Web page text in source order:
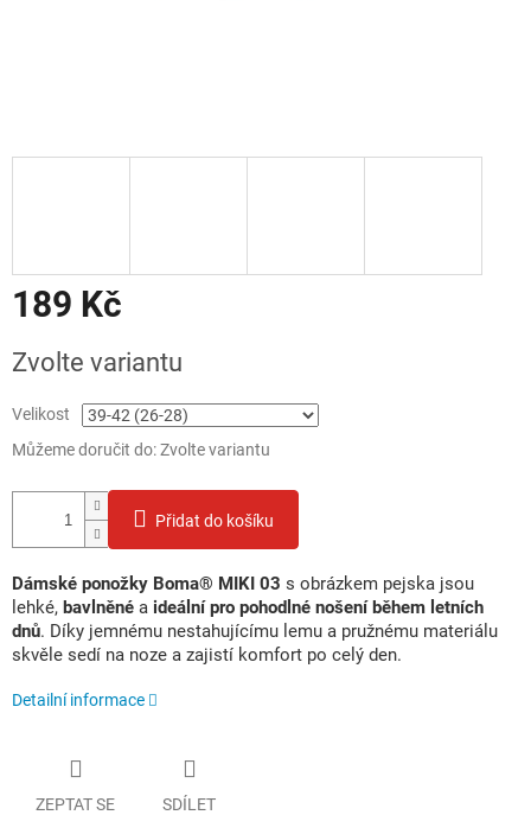
189 Kč
cena:
Zvolte variantu
Velikost
Můžeme doručit do:Zvolte variantu
Přidat do košíku
Dámské ponožky Boma® MIKI 03 s obrázkem pejska jsou
lehké, bavlněné a ideální pro pohodlné nošení během letních
dnů. Díky jemnému nestahujícímu lemu a pružnému materiálu
skvěle sedí na noze a zajistí komfort po celý den.
Detailní informace
ZEPTAT SE SDÍLET